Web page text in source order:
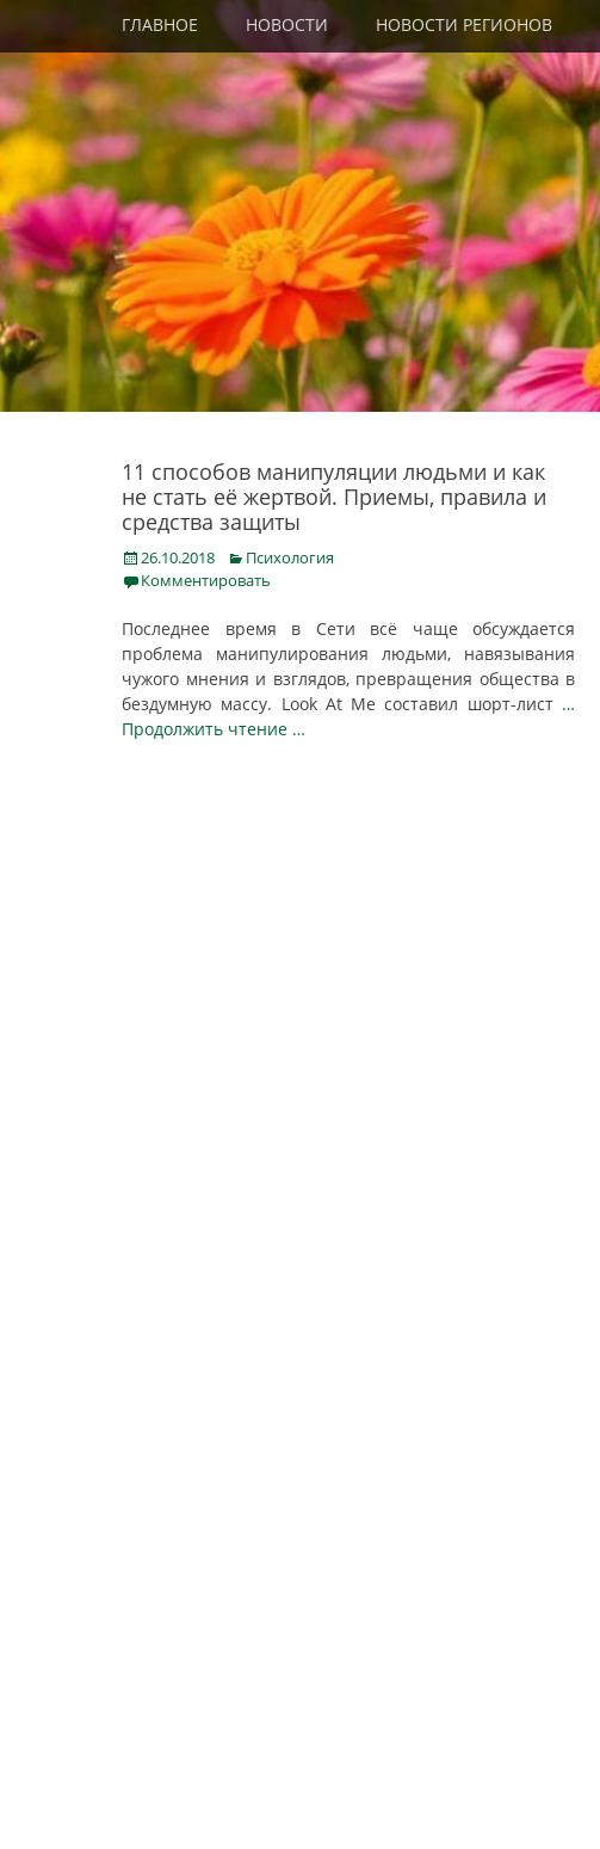
content
Primary Menu
ГЛАВНОЕ НОВОСТИ НОВОСТИ РЕГИОНОВ
11 способов манипуляции людьми и как
не стать её жертвой. Приемы, правила и
средства защиты
Posted
on
26.10.2018 Categories
Психология
Комментировать
Последнее время в Сети всё чаще обсуждается
проблема манипулирования людьми, навязывания
чужого мнения и взглядов, превращения общества в
бездумную массу. Look At Me составил шорт-лист …
Продолжить чтение …